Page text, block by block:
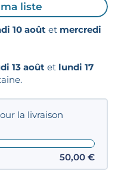
liste
10 août et mercredi
13 août et lundi 17
la livraison
50,00 €